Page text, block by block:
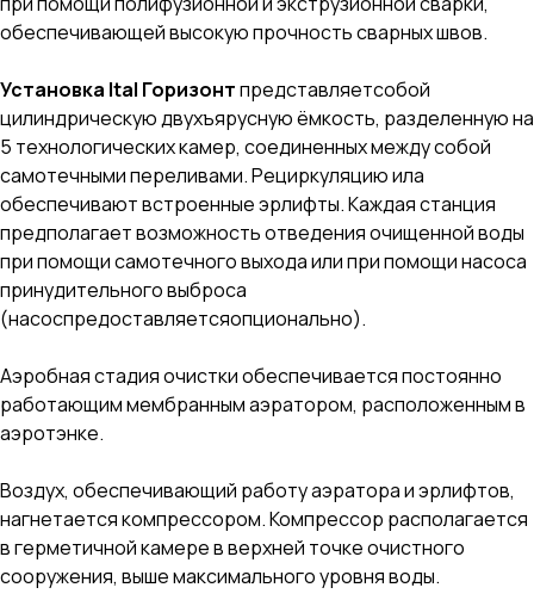
обеспечивающей высокую прочность сварных швов.
Установка Ital Горизонтпредставляетсобой
цилиндрическую двухъярусную ёмкость, разделенную на
5 технологических камер, соединенных между собой
самотечными переливами. Рециркуляцию ила
обеспечивают встроенные эрлифты. Каждая станция
предполагает возможность отведения очищенной воды
при помощи самотечного выхода или при помощи насоса
принудительного выброса
(насоспредоставляетсяопционально).
Аэробная стадия очистки обеспечивается постоянно
работающим мембранным аэратором, расположенным в
аэротэнке.
Воздух, обеспечивающий работу аэратора и эрлифтов,
нагнетается компрессором. Компрессор располагается
в герметичной камере в верхней точке очистного
сооружения, выше максимального уровня воды.